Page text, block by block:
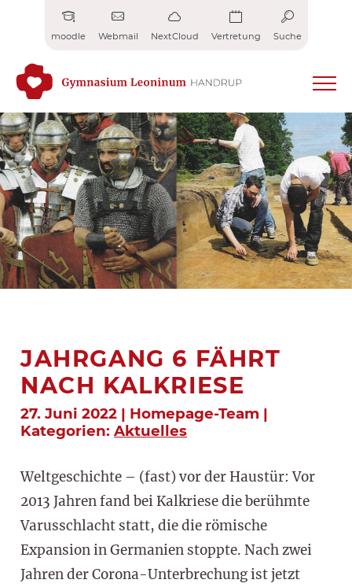
moodle Webmail NextCloud Vertretung Suche
JAHRGANG 6 FÄHRT
NACH KALKRIESE
27. Juni 2022 | Homepage-Team |
Kategorien: Aktuelles
Weltgeschichte – (fast) vor der Haustür: Vor
2013 Jahren fand bei Kalkriese die berühmte
Varusschlacht statt, die die römische
Expansion in Germanien stoppte. Nach zwei
Jahren der Corona-Unterbrechung ist jetzt